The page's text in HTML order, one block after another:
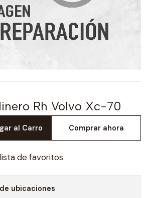
Rh Volvo Xc-70
al Carro Comprar ahora
de favoritos
ubicaciones